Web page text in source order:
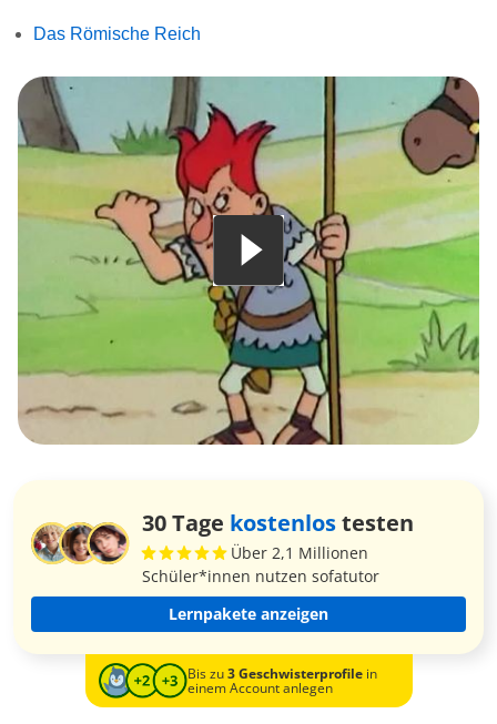
Das Römische Reich
30 Tage kostenlostesten
Über 2,1 Millionen
Schüler*innen nutzen sofatutor
Lernpakete anzeigen
Bis zu3 Geschwisterprofilein
einem Account anlegen